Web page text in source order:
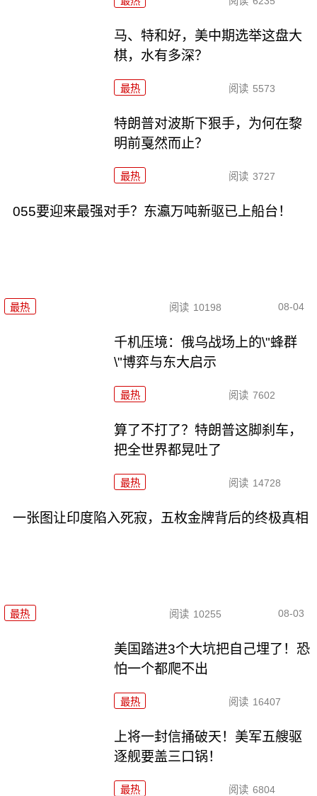
马、特和好，美中期选举这盘大
棋，水有多深？
最热 阅读 5573
特朗普对波斯下狠手，为何在黎
明前戛然而止？
最热 阅读 3727
055要迎来最强对手？东瀛万吨新驱已上船台！
最热 阅读 10198 08-04
千机压境：俄乌战场上的\"蜂群
\"博弈与东大启示
最热 阅读 7602
算了不打了？特朗普这脚刹车，
把全世界都晃吐了
最热 阅读 14728
一张图让印度陷入死寂，五枚金牌背后的终极真相
最热 阅读 10255 08-03
美国踏进3个大坑把自己埋了！恐
怕一个都爬不出
最热 阅读 16407
上将一封信捅破天！美军五艘驱
逐舰要盖三口锅！
最热 阅读 6804